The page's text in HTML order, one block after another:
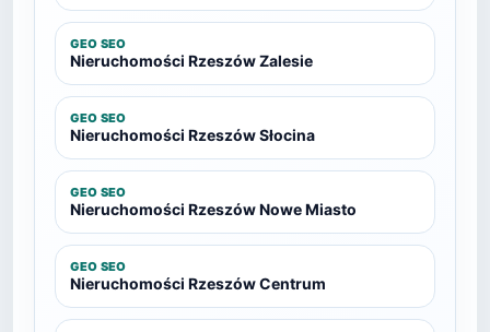
GEO SEO
Nieruchomości Rzeszów Zalesie
GEO SEO
Nieruchomości Rzeszów Słocina
GEO SEO
Nieruchomości Rzeszów Nowe Miasto
GEO SEO
Nieruchomości Rzeszów Centrum